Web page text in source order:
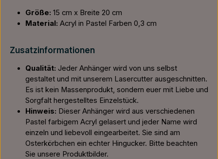
Größe: 15 cm x Breite 20 cm
Material: Acryl in Pastel Farben 0,3 cm
Zusatzinformationen
Qualität: Jeder Anhänger wird von uns selbst
gestaltet und mit unserem Lasercutter ausgeschnitten.
Es ist kein Massenprodukt, sondern euer mit Liebe und
Sorgfalt hergestelltes Einzelstück.
Hinweis: Dieser Anhänger wird aus verschiedenen
Pastel farbigem Acryl gelasert und jeder Name wird
einzeln und liebevoll eingearbeitet. Sie sind am
Osterkörbchen ein echter Hingucker. Bitte beachten
Sie unsere Produktbilder.